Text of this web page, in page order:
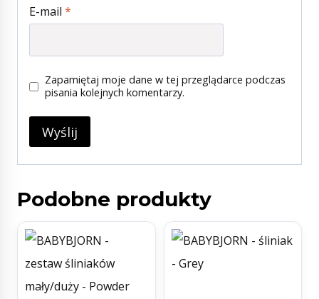
E-mail *
Zapamiętaj moje dane w tej przeglądarce podczas
pisania kolejnych komentarzy.
Podobne produkty